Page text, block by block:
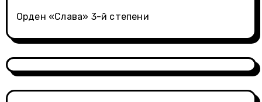
Орден «Слава» 3-й степени